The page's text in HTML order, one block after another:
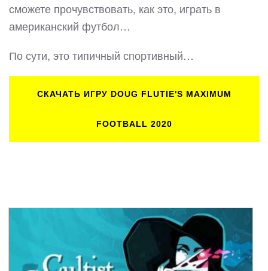
сможете прочувствовать, как это, играть в
американский футбол…
По сути, это типичный спортивный…
СКАЧАТЬ ИГРУ DOUG FLUTIE'S MAXIMUM
FOOTBALL 2020